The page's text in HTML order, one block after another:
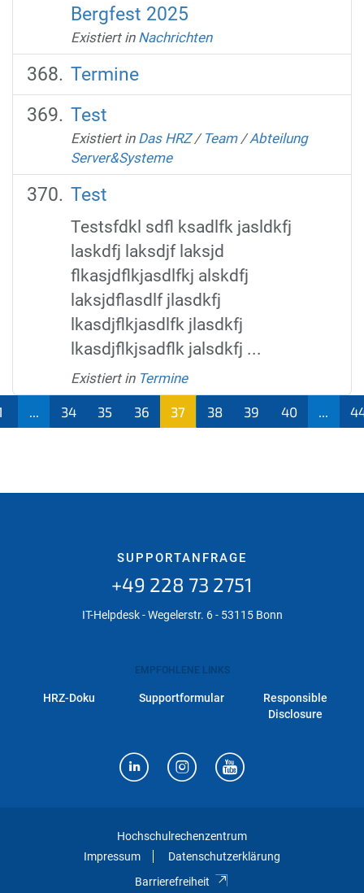
Bergfest 2025
Existiert in Nachrichten
Termine
Test
Existiert in Das HRZ / Team /Abteilung
Server&Systeme
Test
Testsfdkl sdfl ksadlfk jasldkfj
laskdfj laksdjf laksjd
flkasjdflkjasdlfkj alskdfj
laksjdflasdlf jlasdkfj
lkasdjflkjasdlfk jlasdkfj
lkasdjflkjsadflk jalsdkfj ...
Existiert in Termine
34 35 36
37
38 39 40
SUPPORTANFRAGE
+49 228 73 2751
IT-Helpdesk - Wegelerstr. 6 - 53115 Bonn
EMPFOHLENE LINKS
HRZ-Doku Supportformular
Responsible
Disclosure
Hochschulrechenzentrum
Impressum
Datenschutzerklärung
Barrierefreiheit